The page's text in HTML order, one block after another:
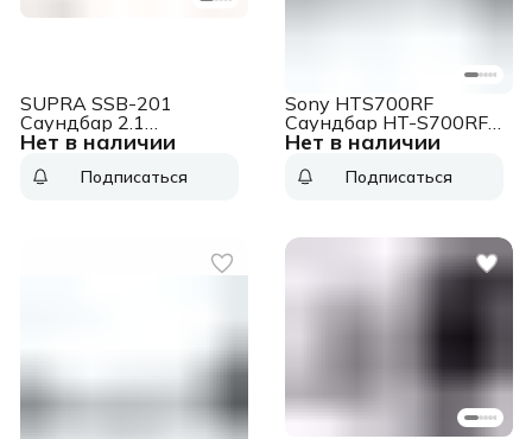
Нет в наличии
SUPRA SSB-201
Саундбар 2.1
40Вт+60Вт черный
Подписаться
Нет в наличии
Sony HTS700RF
Саундбар HT-S700RF
5.1 1000Вт+240Вт
Подписаться